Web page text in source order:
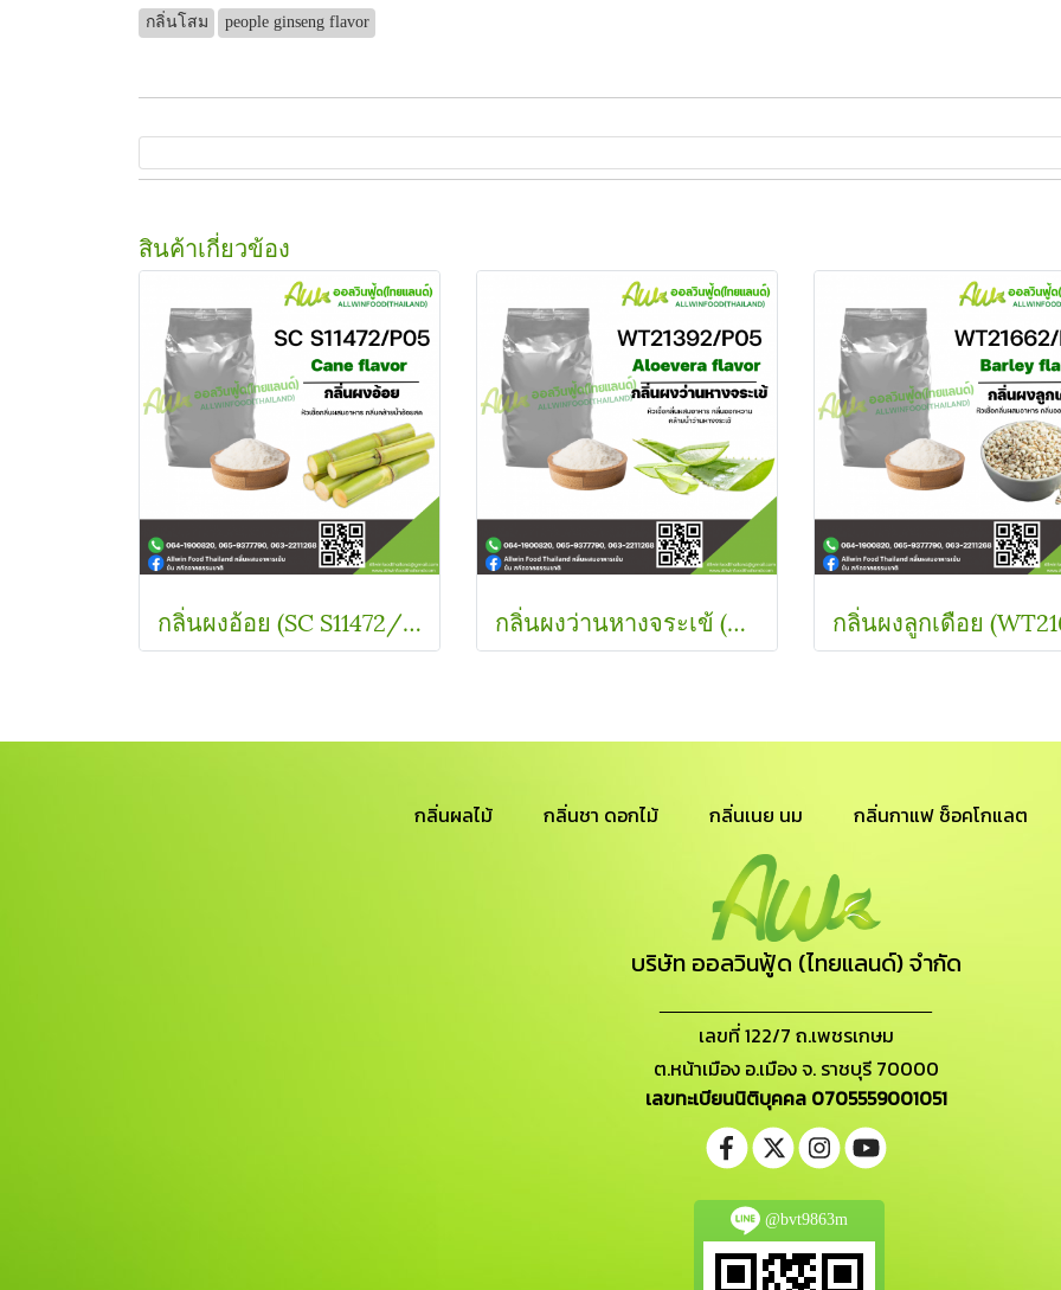
กลิ่นโสม people ginseng flavor
สินค้าเกี่ยวข้อง
กลิ่นผงอ้อย (SC S11472/P05) CANE FLAVOR (POWDER) กลิ่นผงว่านหางจระเข้ (WT21392/P05) Aloe Vera FLAVOR (POWDER)
กลิ่นผลไม้ กลิ่นชา ดอกไม้ กลิ่นเนย นม กลิ่นกาแฟ ช็อคโกแลต
บริษัท ออลวินฟู้ด (ไทยแลนด์) จำกัด
เลขที่ 122/7 ถ.เพชรเกษม
ต.หน้าเมือง อ.เมือง จ. ราชบุรี 70000
เลขทะเบียนนิติบุคคล 0705559001051
@bvt9863m